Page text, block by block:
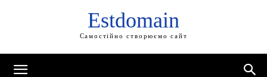
Estdomain
Самостійно створюємо сайт